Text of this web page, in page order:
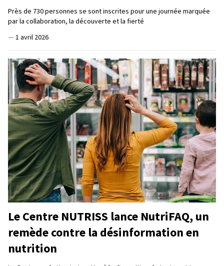
Près de 730 personnes se sont inscrites pour une journée marquée
par la collaboration, la découverte et la fierté
— 1 avril 2026
Le Centre NUTRISS lance NutriFAQ, un
remède contre la désinformation en
nutrition